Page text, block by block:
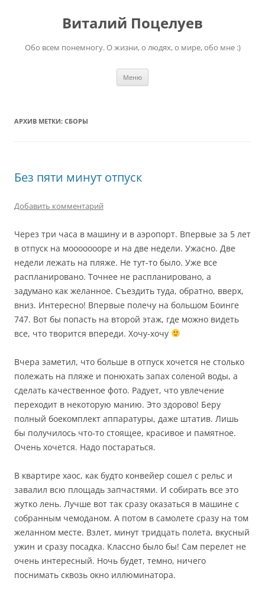
содержимомуВиталий Поцелуев
Обо всем понемногу. О жизни, о людях, о мире, обо мне :)
Меню
АРХИВ МЕТКИ: СБОРЫ
Без пяти минут отпуск
Добавить комментарий
Через три часа в машину и в аэропорт. Впервые за 5 лет
в отпуск на моооооооре и на две недели. Ужасно. Две
недели лежать на пляже. Не тут-то было. Уже все
распланировано. Точнее не распланировано, а
задумано как желанное. Съездить туда, обратно, вверх,
вниз. Интересно! Впервые полечу на большом Боинге
747. Вот бы попасть на второй этаж, где можно видеть
все, что творится впереди. Хочу-хочу
Вчера заметил, что больше в отпуск хочется не столько
полежать на пляже и понюхать запах соленой воды, а
сделать качественное фото. Радует, что увлечение
переходит в некоторую манию. Это здорово! Беру
полный боекомплект аппаратуры, даже штатив. Лишь
бы получилось что-то стоящее, красивое и памятное.
Очень хочется. Надо постараться.
В квартире хаос, как будто конвейер сошел с рельс и
завалил всю площадь запчастями. И собирать все это
жутко лень. Лучше вот так сразу оказаться в машине с
собранным чемоданом. А потом в самолете сразу на том
желанном месте. Взлет, минут тридцать полета, вкусный
ужин и сразу посадка. Классно было бы! Сам перелет не
очень интересный. Ночь будет, темно, ничего
поснимать сквозь окно иллюминатора.